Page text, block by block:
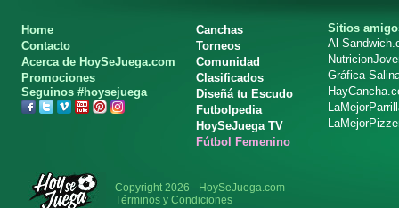
Home
Contacto
Acerca de HoySeJuega.com
Promociones
Seguinos #hoysejuega
Canchas
Torneos
Comunidad
Clasificados
Diseñá tu Escudo
Futbolpedia
HoySeJuega TV
Fútbol Femenino
Sitios
Al-
Gráfica
Copyright 2026 - HoySeJuega.com
Términos y Condiciones